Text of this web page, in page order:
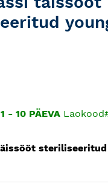
- 10 PÄEVA Laokood
steriliseeritud